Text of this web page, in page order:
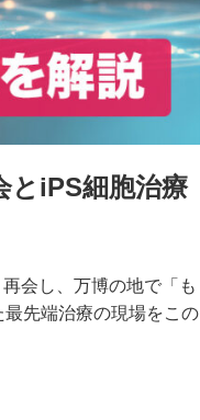
iPS細胞治療
会し、万博の地で「も
先端治療の現場をこの